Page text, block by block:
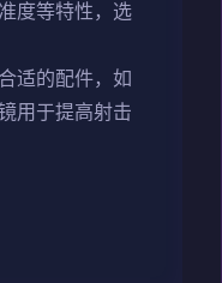
度等特性，选
适的配件，如
用于提高射击